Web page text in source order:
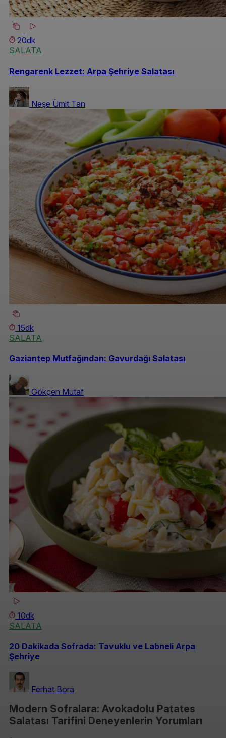
20dk
SALATA
Rengarenk Lezzet: Arpa Şehriye Salatası
Neşe Ümit Tan
15dk
SALATA
Gaziantep Mutfağından: Gavurdağı Salatası
Gökçen Mutaf
10dk
SALATA
20 Dakikada Sofrada: Tavuklu ve Labneli Arpa
Şehriye
Ferhat Bora
Modern Sofralara: Avokadolu Patates
Salatası Tarifini Deneyenlerin Yorumları